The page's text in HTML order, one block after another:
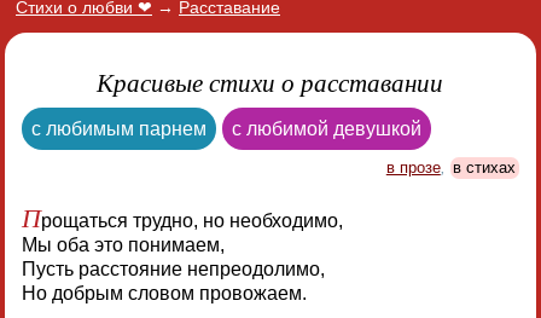
Стихи о любви ❤ → Расставание
Красивые стихи о расставании
с любимым парнем с любимой девушкой
в прозе, в стихах
Прощаться трудно, но необходимо,
Мы оба это понимаем,
Пусть расстояние непреодолимо,
Но добрым словом провожаем.